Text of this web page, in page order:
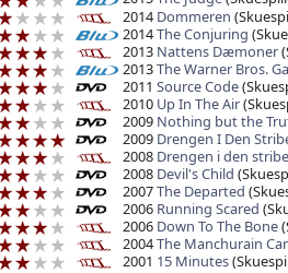
2014 Dommeren
2014The Conjuring
2013 Nattens Dæmoner
2013The Warner Bros.
2011 Source Code
2010 Up In The Air
2009 Nothing but the
2009 Drengen I Den
2008 Drengen i den
2008 Devil's Child
2007The Departed
2006 Running Scared
2006 Down To The Bone
2004The Manchurain
2001 15 Minutes